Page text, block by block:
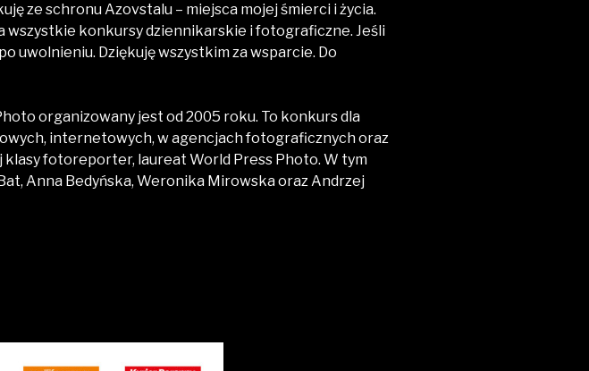
ze schronu Azovstalu – miejsca mojej śmierci i życia.
wszystkie konkursy dziennikarskie i fotograficzne. Jeśli
uwolnieniu. Dziękuję wszystkim za wsparcie. Do
organizowany jest od 2005 roku. To konkurs dla
internetowych, w agencjach fotograficznych oraz
fotoreporter, laureat World Press Photo. W tym
Anna Bedyńska, Weronika Mirowska oraz Andrzej